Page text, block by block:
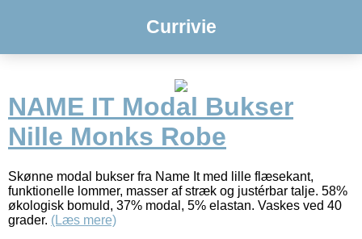
Currivie
NAME IT Modal Bukser
Nille Monks Robe
Skønne modal bukser fra Name It med lille flæsekant,
funktionelle lommer, masser af stræk og justérbar talje. 58%
økologisk bomuld, 37% modal, 5% elastan. Vaskes ved 40
grader. (Læs mere)